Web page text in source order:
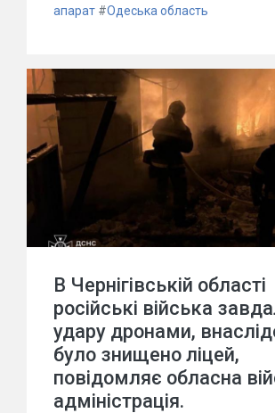
апарат #Одеська область
В Чернігівській області
російські війська
удару дронами,
було знищено ліцей,
повідомляє обласна
адміністрація.